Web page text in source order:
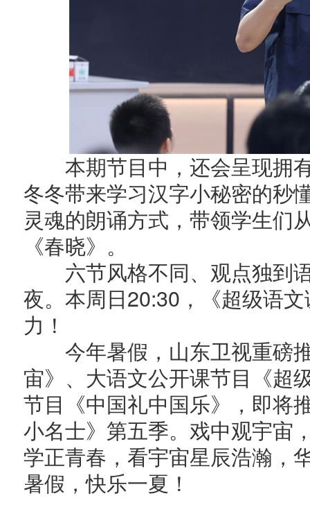
本期节目中，还会呈现拥
冬冬带来学习汉字小秘密的秒
灵魂的朗诵方式，带领学生们
《春晓》。
六节风格不同、观点独到
夜。本周日20:30，《超级语
力！
今年暑假，山东卫视重磅
宙》、大语文公开课节目《超
节目《中国礼中国乐》，即将
小名士》第五季。戏中观宇宙
学正青春，看宇宙星辰浩瀚，
暑假，快乐一夏！